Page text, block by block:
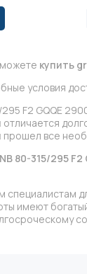
купить
условия
F2 GQQE
отличается
прошел все
80-315/295
специалистам
имеют